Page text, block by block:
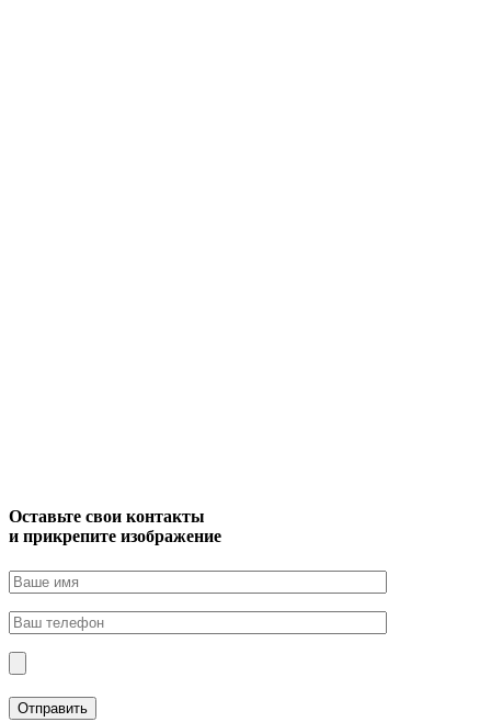
Оставьте свои контакты
и прикрепите изображение